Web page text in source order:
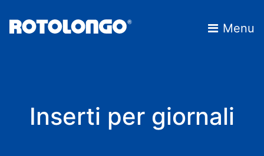
content
Menu
Inserti per giornali